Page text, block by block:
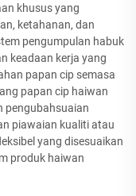
khusus yang
ketahanan, dan
pengumpulan habuk
keadaan kerja yang
papan cip semasa
papan cip haiwan
pengubahsuaian
piawaian kualiti atau
yang disesuaikan
produk haiwan